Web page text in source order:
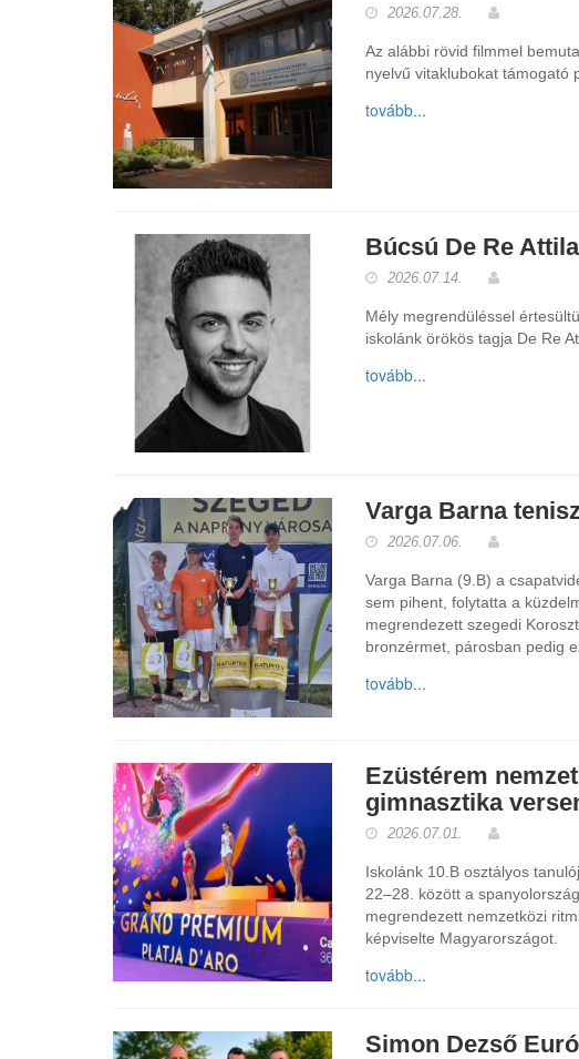
2026.07.28.
Az alábbi rövid filmmel
nyelvű vitaklubokat támogató
tovább...
Búcsú De Re
2026.07.14.
Mély megrendüléssel
iskolánk örökös tagja De Re
tovább...
Varga Barna
2026.07.06.
Varga Barna (9.B) a
sem pihent, folytatta a
megrendezett szegedi
bronzérmet, párosban pedig
tovább...
Ezüstérem
gimnasztika
2026.07.01.
Iskolánk 10.B osztályos
22–28. között a
megrendezett nemzetközi
képviselte Magyarországot.
tovább...
Simon Dezső